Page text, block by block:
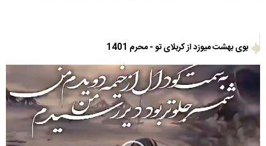
بوی بهشت‌ میوزد از کربلای تو - محرم 1401